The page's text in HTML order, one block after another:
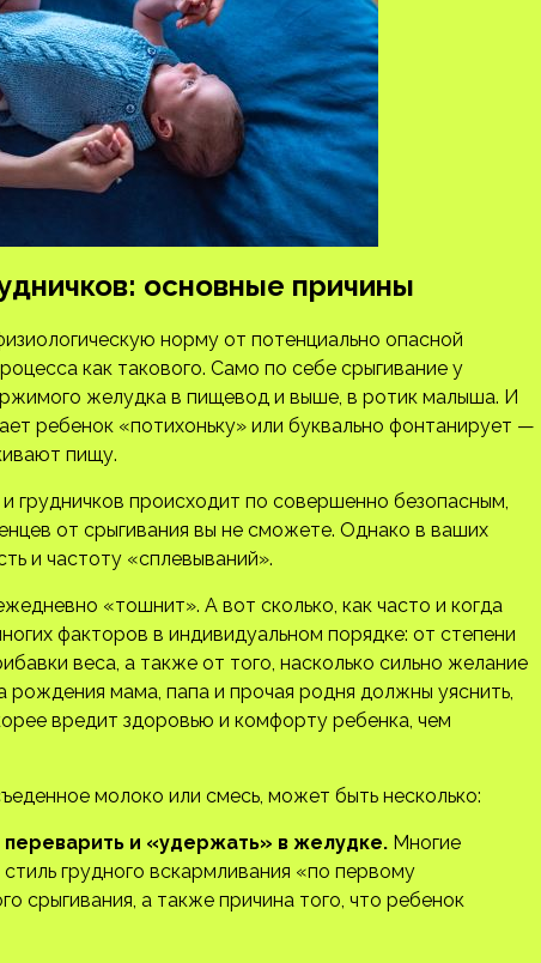
основные причины
норму от потенциально опасной
как такового. Само по себе срыгивание у
желудка в пищевод и выше, в ротик малыша. И
ребенок «потихоньку» или буквально фонтанирует —
пищу.
грудничков происходит по совершенно безопасным,
от срыгивания вы не сможете. Однако в ваших
и частоту «сплевываний».
«тошнит». А вот сколько, как часто и когда
факторов в индивидуальном порядке: от степени
веса, а также от того, насколько сильно желание
мама, папа и прочая родня должны уяснить,
вредит здоровью и комфорту ребенка, чем
молоко или смесь, может быть несколько:
и «удержать» в желудке. Многие
грудного вскармливания «по первому
срыгивания, а также причина того, что ребенок